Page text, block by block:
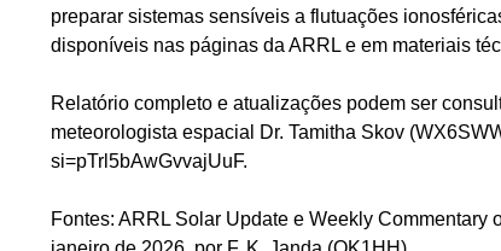
preparar sistemas sensíveis a flutuações
disponíveis nas páginas da ARRL e em materiais
Relatório completo e atualizações podem ser
meteorologista espacial Dr. Tamitha Skov
si=pTrl5bAwGvvajUuF.
Fontes: ARRL Solar Update e Weekly Commentary